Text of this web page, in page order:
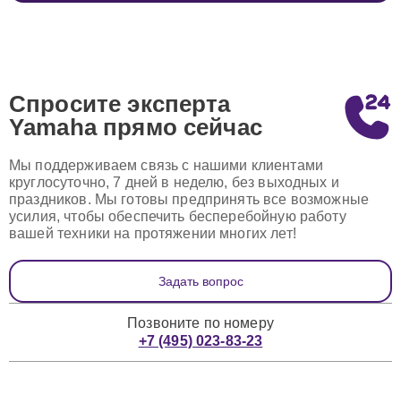
Спросите эксперта
Yamaha прямо сейчас
Мы поддерживаем связь с нашими клиентами
круглосуточно, 7 дней в неделю, без выходных и
праздников. Мы готовы предпринять все возможные
усилия, чтобы обеспечить бесперебойную работу
вашей техники на протяжении многих лет!
Задать вопрос
Позвоните по номеру
+7 (495) 023-83-23